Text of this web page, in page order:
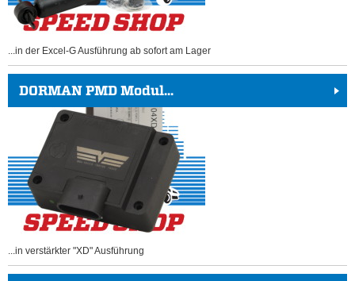
...in der Excel-G Ausführung ab sofort am Lager
DORMAN PMD Modul...
...in verstärkter "XD" Ausführung